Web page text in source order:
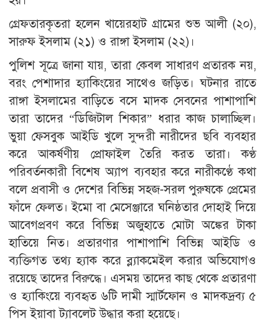
গ্রেফতারকৃতরা হলেন খায়েরহাট গ্রামের শুভ আলী (২০),
সারুফ ইসলাম (২১) ও রাঙ্গা ইসলাম (২২)।
পুলিশ সূত্রে জানা যায়, তারা কেবল সাধারণ প্রতারক নয়,
বরং পেশাদার হ্যাকিংয়ের সাথেও জড়িত। ঘটনার রাতে
রাঙ্গা ইসলামের বাড়িতে বসে মাদক সেবনের পাশাপাশি
তারা তাদের “ডিজিটাল শিকার” ধরার কাজ চালাচ্ছিল।
ভুয়া ফেসবুক আইডি খুলে সুন্দরী নারীদের ছবি ব্যবহার
করে আকর্ষণীয় প্রোফাইল তৈরি করত তারা। কণ্ঠ
পরিবর্তনকারী বিশেষ অ্যাপ ব্যবহার করে নারীকণ্ঠে কথা
বলে প্রবাসী ও দেশের বিভিন্ন সহজ-সরল পুরুষকে প্রেমের
ফাঁদে ফেলত। ইমো বা মেসেঞ্জারে ঘনিষ্ঠতার দোহাই দিয়ে
আবেগপ্রবণ করে বিভিন্ন অজুহাতে মোটা অঙ্কের টাকা
হাতিয়ে নিত। প্রতারণার পাশাপাশি বিভিন্ন আইডি ও
ব্যক্তিগত তথ্য হ্যাক করে ব্ল্যাকমেইল করার অভিযোগও
রয়েছে তাদের বিরুদ্ধে। এসময় তাদের কাছ থেকে প্রতারণা
ও হ্যাকিংয়ে ব্যবহৃত ৬টি দামী স্মার্টফোন ও মাদকদ্রব্য ৫
পিস ইয়াবা ট্যাবলেট উদ্ধার করা হয়েছে।